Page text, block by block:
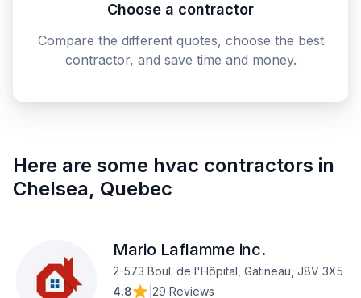
Choose a contractor
Compare the different quotes, choose the best
contractor, and save time and money.
Here are some hvac contractors in
Chelsea, Quebec
Mario Laflamme inc.
2-573 Boul. de l'Hôpital, Gatineau, J8V 3X5
4.8
29 Reviews